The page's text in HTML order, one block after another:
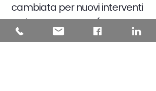
cambiata per nuovi interventi
sull'edificio (strutturali,
impiantistici, cambio dei dati